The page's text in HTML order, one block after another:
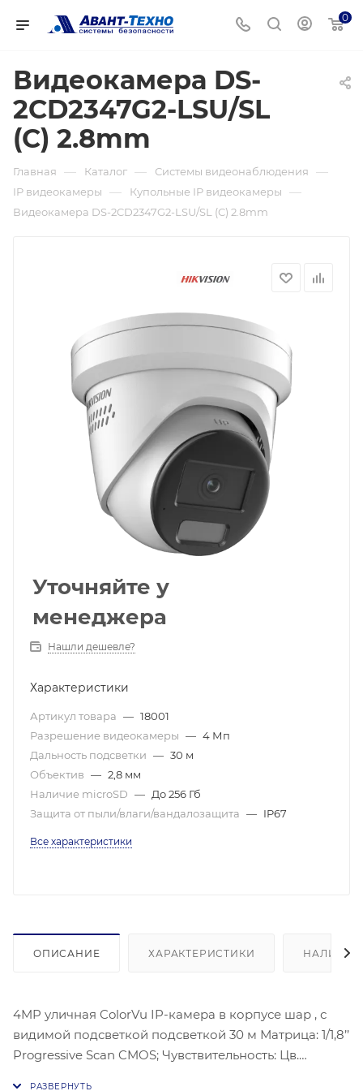
0
Видеокамера DS-
2CD2347G2-LSU/SL
(C) 2.8mm
Главная — Каталог — Системы видеонаблюдения —
IP видеокамеры — Купольные IP видеокамеры —
Видеокамера DS-2CD2347G2-LSU/SL (C) 2.8mm
Уточняйте у
менеджера
Нашли дешевле?
Характеристики
Артикул товара — 18001
Разрешение видеокамеры — 4 Мп
Дальность подсветки — 30 м
Объектив — 2,8 мм
Наличие microSD — До 256 Гб
Защита от пыли/влаги/вандалозащита — IP67
Все характеристики
ОПИСАНИЕ ХАРАКТЕРИСТИКИ НАЛИЧИЕ
4MP уличная ColorVu IP-камера в корпусе шар , с
видимой подсветкой подсветкой 30 м Матрица: 1/1,8’’
Progressive Scan CMOS; Чувствительность: Цв.